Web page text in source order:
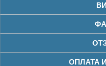
ОПЛАТА